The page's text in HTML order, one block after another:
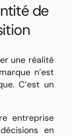
de
une réalité
n’est
C’est un
entreprise
en